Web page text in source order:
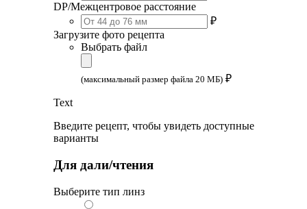
DP/Межцентровое расстояние
₽
Загрузите фото рецепта
Выбрать файл
(максимальный размер файла 20 МБ) ₽
Text
Введите рецепт, чтобы увидеть доступные
варианты
Для дали/чтения
Выберите тип линз